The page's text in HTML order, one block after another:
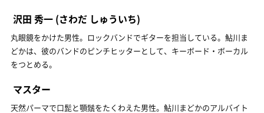
沢田 秀一 (さわだ しゅういち)
丸眼鏡をかけた男性。ロックバンドでギターを担当している。鮎川ま
どかは、彼のバンドのピンチヒッターとして、キーボード・ボーカル
をつとめる。
マスター
天然パーマで口髭と顎鬚をたくわえた男性。鮎川まどかのアルバイト